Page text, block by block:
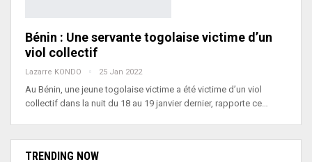
Bénin : Une servante togolaise victime d’un
viol collectif
Lazarre KONDO 25 Jan 2022
Au Bénin, une jeune togolaise victime a été victime d’un viol
collectif dans la nuit du 18 au 19 janvier dernier, rapporte ce…
TRENDING NOW